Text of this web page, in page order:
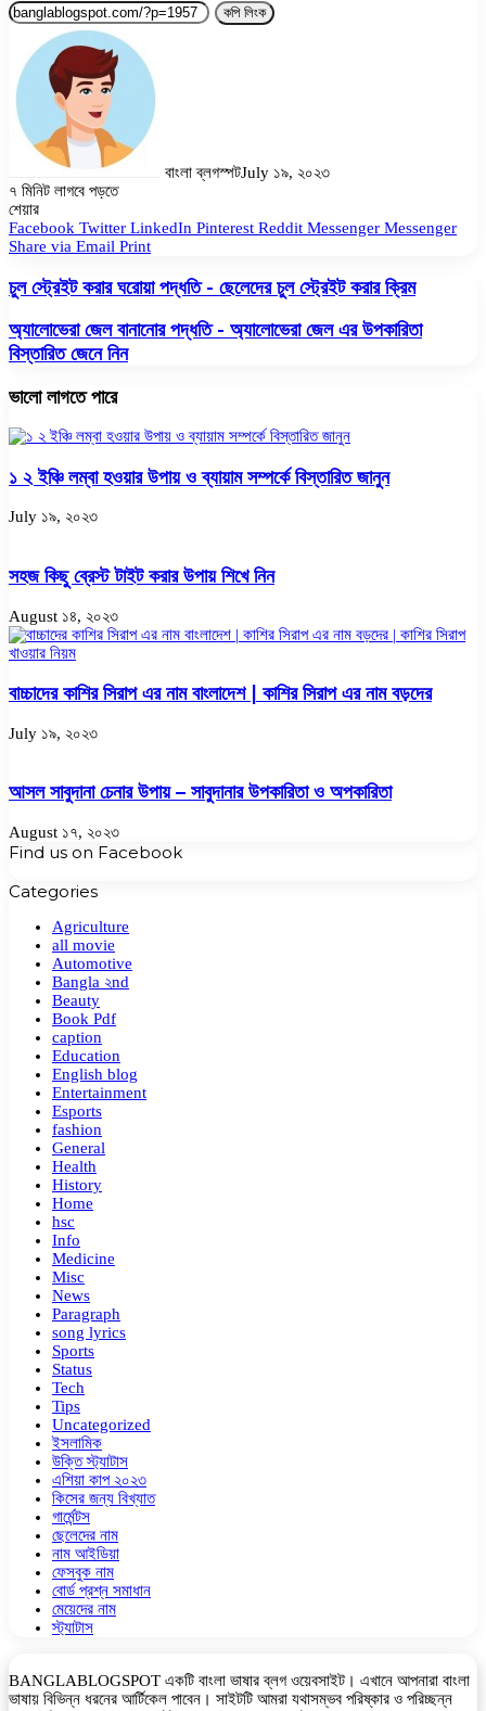
Share
কপি লিংক
বাংলা ব্লগস্পটJuly ১৯, ২০২৩
৭ মিনিট লাগবে পড়তে
Facebook
Twitter
LinkedIn
Pinterest
Messenger
Messenger
WhatsApp
শেয়ার
Facebook Twitter LinkedIn Pinterest Reddit Messenger Messenger
Share via Email Print
চুল স্ট্রেইট করার ঘরোয়া পদ্ধতি - ছেলেদের চুল স্ট্রেইট করার ক্রিম
অ্যালোভেরা জেল বানানোর পদ্ধতি - অ্যালোভেরা জেল এর উপকারিতা
বিস্তারিত জেনে নিন
ভালো লাগতে পারে
১ ২ ইঞ্চি লম্বা হওয়ার উপায় ও ব্যায়াম সম্পর্কে বিস্তারিত জানুন
July ১৯, ২০২৩
সহজ কিছু ব্রেস্ট টাইট করার উপায় শিখে নিন
August ১৪, ২০২৩
বাচ্চাদের কাশির সিরাপ এর নাম বাংলাদেশ | কাশির সিরাপ এর নাম বড়দের
July ১৯, ২০২৩
আসল সাবুদানা চেনার উপায় – সাবুদানার উপকারিতা ও অপকারিতা
August ১৭, ২০২৩
Find us on Facebook
Categories
Agriculture
all movie
Automotive
Bangla ২nd
Beauty
Book Pdf
caption
Education
English blog
Entertainment
Esports
fashion
General
Health
History
Home
hsc
Info
Medicine
Misc
News
Paragraph
song lyrics
Sports
Status
Tech
Tips
Uncategorized
ইসলামিক
উক্তি স্ট্যাটাস
এশিয়া কাপ ২০২৩
কিসের জন্য বিখ্যাত
গার্মেন্টস
ছেলেদের নাম
নাম আইডিয়া
ফেসবুক নাম
বোর্ড প্রশ্ন সমাধান
মেয়েদের নাম
স্ট্যাটাস
BANGLABLOGSPOT একটি বাংলা ভাষার ব্লগ ওয়েবসাইট। এখানে আপনারা বাংলা
ভাষায় বিভিন্ন ধরনের আর্টিকেল পাবেন। সাইটটি আমরা যথাসম্ভব পরিষ্কার ও পরিচ্ছন্ন